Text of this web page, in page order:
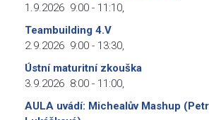
1.9.2026 9:00 - 11:10,
Teambuilding 4.V
2.9.2026 9:00 - 13:30,
Ústní maturitní zkouška
3.9.2026 8:00 - 11:00,
AULA uvádí: Michealův Mashup